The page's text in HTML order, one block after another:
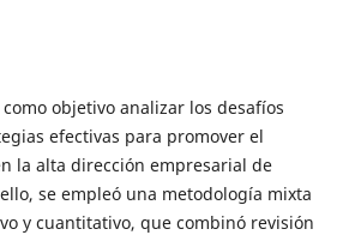
objetivo analizar los desafíos
efectivas para promover el
la alta dirección empresarial de
se empleó una metodología mixta
y cuantitativo, que combinó revisión